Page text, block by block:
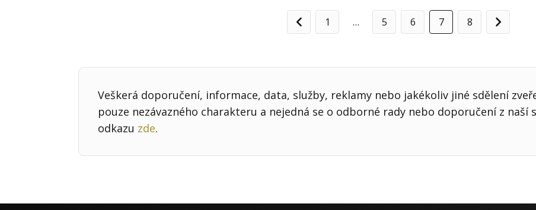
Předchozí
1 … 5 6 7 8
Další
Veškerá doporučení, informace, data, služby, reklamy nebo jakékoliv jiné sdělení
pouze nezávazného charakteru a nejedná se o odborné rady nebo doporučení z naší
odkazu zde.